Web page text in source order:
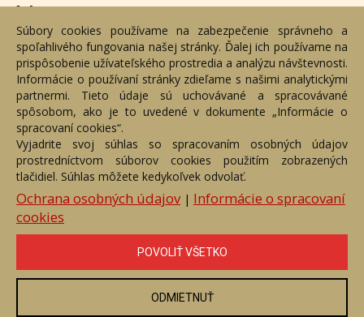
Adresa
Nižný Hrušov 333, 094 22, Slovenská republika
+421 905 356 921
+421 905 959 101
dartesro@dartesro.sk
Hlavná stránka Aukčný katalóg
Objednávka dražby
Termíny aukcií
Online Aukcia
DARTE AUKČNÁ SPOLOČNOSŤ s.r.o. © 2007 - 2026
Akékoľvek používanie obrazových a textových súčastí tejto stránky je
podmienené výslovným súhlasom jej vlastníka. Všetky práva sú
vyhradené.
Súbory cookies používame na zabezpečenie správneho a
spoľahlivého fungovania našej stránky. Ďalej ich používame na
prispôsobenie užívateľského prostredia a analýzu návštevnosti.
Informácie o používaní stránky zdieľame s našimi analytickými
partnermi. Tieto údaje sú uchovávané a spracovávané
spôsobom, ako je to uvedené v dokumente „Informácie o
spracovaní cookies“.
Vyjadrite svoj súhlas so spracovaním osobných údajov
prostredníctvom súborov cookies použitím zobrazených
tlačidiel. Súhlas môžete kedykoľvek odvolať.
Ochrana osobných údajov| Informácie o spracovaní
cookies
POVOLIŤ VŠETKO
ODMIETNUŤ